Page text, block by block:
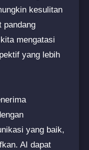
kesulitan
pandang
mengatasi
yang lebih
yang baik,
AI dapat